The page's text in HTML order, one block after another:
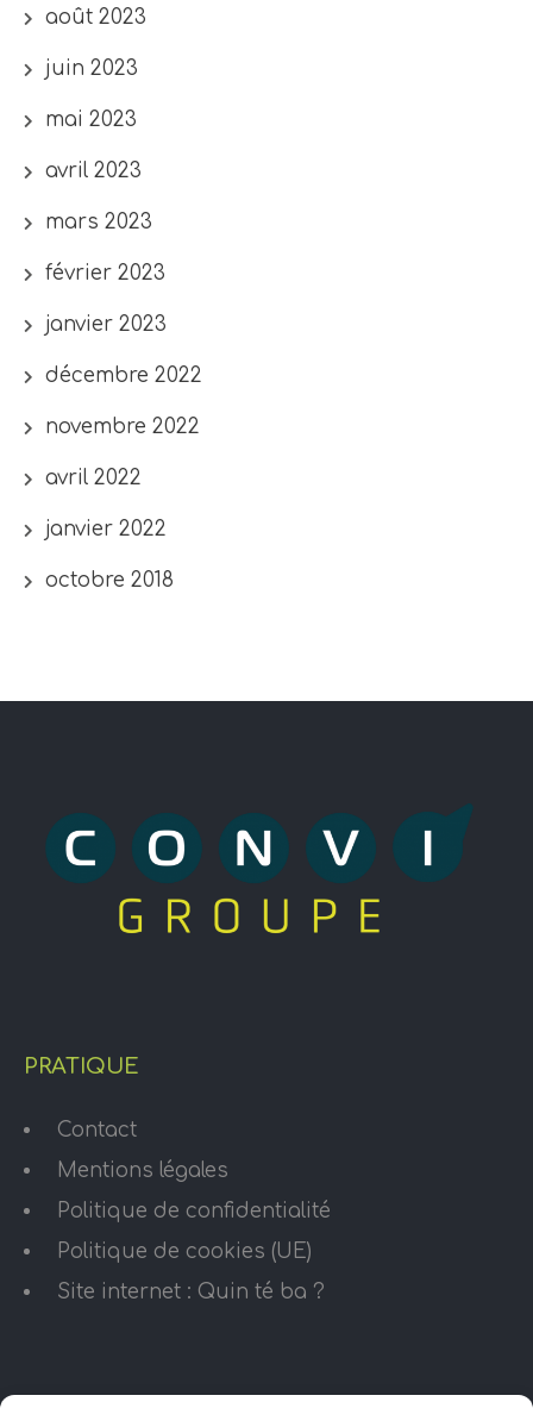
août 2023
juin 2023
mai 2023
avril 2023
mars 2023
février 2023
janvier 2023
décembre 2022
novembre 2022
avril 2022
janvier 2022
octobre 2018
PRATIQUE
Contact
Mentions légales
Politique de confidentialité
Politique de cookies (UE)
Site internet : Quin té ba ?